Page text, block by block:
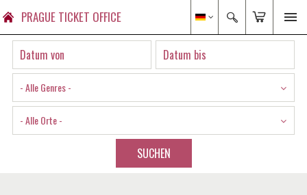
PRAGUE TICKET OFFICE
- Alle Genres -
- Alle Orte -
SUCHEN